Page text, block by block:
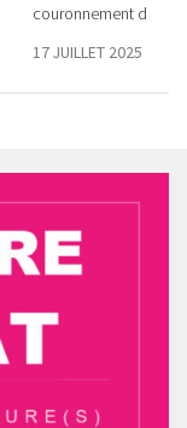
couronnement des
17 JUILLET 2025